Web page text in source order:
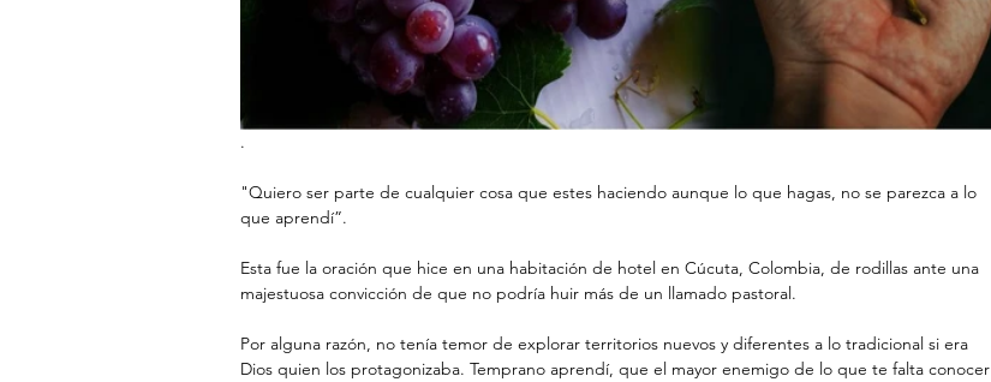
.
"Quiero ser parte de cualquier cosa que estes haciendo aunque lo que hagas, no se parezca a lo
que aprendí”.
Esta fue la oración que hice en una habitación de hotel en Cúcuta, Colombia, de rodillas ante una
majestuosa convicción de que no podría huir más de un llamado pastoral.
Por alguna razón, no tenía temor de explorar territorios nuevos y diferentes a lo tradicional si era
Dios quien los protagonizaba. Temprano aprendí, que el mayor enemigo de lo que te falta conocer